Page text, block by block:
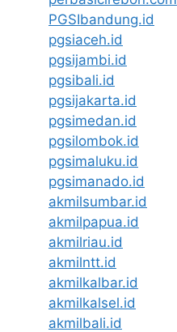
PGSIbandung.id
pgsiaceh.id
pgsijambi.id
pgsibali.id
pgsijakarta.id
pgsimedan.id
pgsilombok.id
pgsimaluku.id
pgsimanado.id
akmilsumbar.id
akmilpapua.id
akmilriau.id
akmilntt.id
akmilkalbar.id
akmilkalsel.id
akmilbali.id